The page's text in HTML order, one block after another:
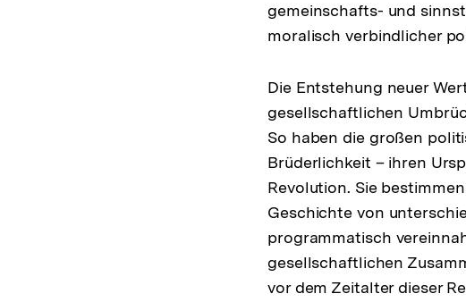
gemeinschafts- und
moralisch verbindlicher
Die Entstehung neuer
gesellschaftlichen
So haben die großen
Brüderlichkeit – ihren
Revolution. Sie
Geschichte von
programmatisch
gesellschaftlichen
vor dem Zeitalter dieser